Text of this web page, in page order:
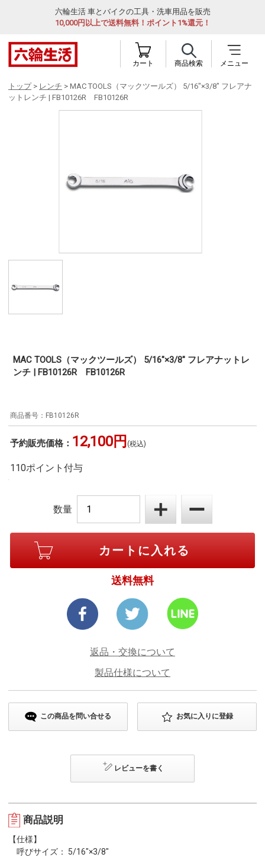
六輪生活 車とバイクの工具・洗車用品を販売
10,000円以上で送料無料！ポイント1%還元！
カート 商品検索 メニュー
トップ> レンチ > MAC TOOLS（マックツールズ） 5/16"×3/8" フレアナ
ットレンチ | FB10126R FB10126R
MAC TOOLS（マックツールズ） 5/16"×3/8" フレアナットレ
ンチ | FB10126R FB10126R
FB10126R
予約販売価格： 12,100円 (税込)
110ポイント付与
数量
送料無料
返品・交換について
製品仕様について
この商品を問い合せる お気に入りに登録
レビューを書く
商品説明
【仕様】
呼びサイズ： 5/16"×3/8"